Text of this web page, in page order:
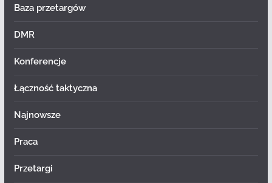
Baza przetargów
DMR
Konferencje
Łączność taktyczna
Najnowsze
Praca
Przetargi